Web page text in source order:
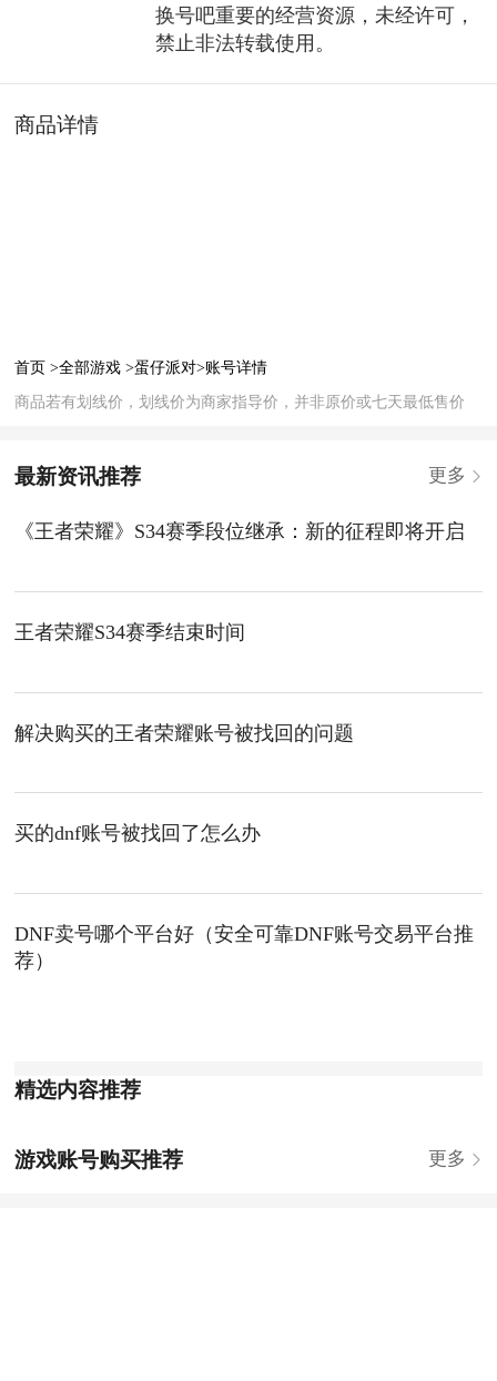
换号吧重要的经营资源，未经许可，
禁止非法转载使用。
商品详情
首页 >全部游戏 >蛋仔派对>账号详情
商品若有划线价，划线价为商家指导价，并非原价或七天最低售价
最新资讯推荐 更多
《王者荣耀》S34赛季段位继承：新的征程即将开启
王者荣耀S34赛季结束时间
解决购买的王者荣耀账号被找回的问题
买的dnf账号被找回了怎么办
DNF卖号哪个平台好（安全可靠DNF账号交易平台推
荐）
精选内容推荐
游戏账号购买推荐 更多